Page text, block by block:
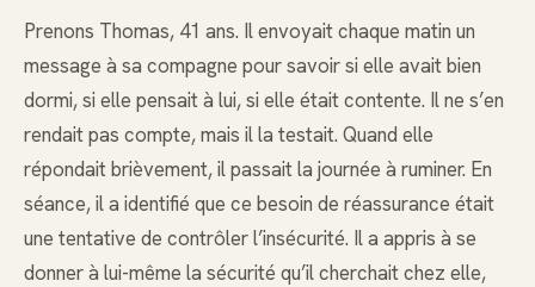
Prenons Thomas, 41 ans. Il envoyait chaque matin un
message à sa compagne pour savoir si elle avait bien
dormi, si elle pensait à lui, si elle était contente. Il ne s’en
rendait pas compte, mais il la testait. Quand elle
répondait brièvement, il passait la journée à ruminer. En
séance, il a identifié que ce besoin de réassurance était
une tentative de contrôler l’insécurité. Il a appris à se
donner à lui-même la sécurité qu’il cherchait chez elle,